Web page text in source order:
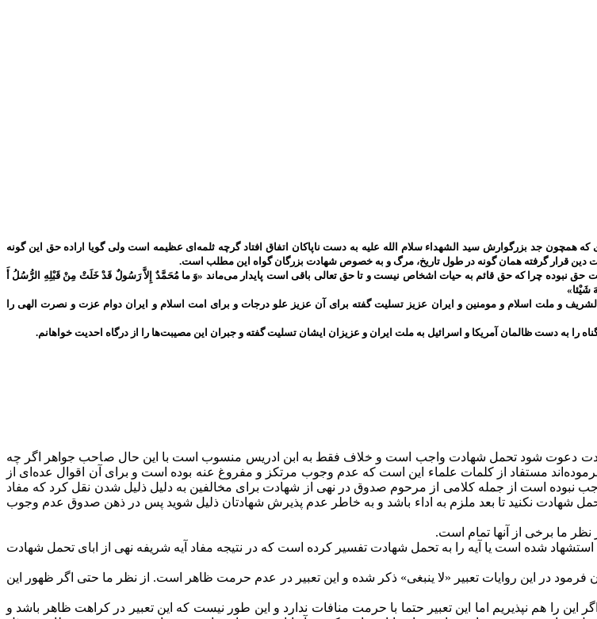
همچون جد بزرگوارش سید الشهداء سلام الله علیه به دست ناپاکان اتفاق افتاد گرچه ثلمه‌ای عظیمه است ولی گویا اراده حق این گونه
دین قرار گرفته همان گونه در طول تاریخ، مرگ و به خصوص شهادت بزرگان گواه این مطلب است.
حق نبوده چرا که حق قائم به حیات اشخاص نیست و تا حق تعالی باقی است پایدار می‌ماند «وَ ما مُحَمَّدٌ إِلاَّ رَسُولٌ قَدْ خَلَتْ مِنْ قَبْلِهِ الرُّسُلُ أَ
شَيْئا»
و ملت اسلام و مومنین و ایران عزیز تسلیت گفته برای آن عزیز علو درجات و برای امت اسلام و ایران دوام عزت و نصرت الهی را
به دست ظالمان آمریکا و اسرائیل به ملت ایران و عزیزان ایشان تسلیت گفته و جبران این مصیبت‌ها را از درگاه احدیت خواهانم.
شود تحمل شهادت واجب است و خلاف فقط به ابن ادریس منسوب است با این حال صاحب جواهر اگر چه
مستفاد از کلمات علماء این است که عدم وجوب مرتکز و مفروغ عنه بوده است و برای آن اقوال عده‌ای از
نبوده است از جمله کلامی از مرحوم صدوق در نهی از شهادت برای مخالفین به دلیل ذلیل شدن نقل کرد که مفاد
شهادت نکنید تا بعد ملزم به اداء باشد و به خاطر عدم پذیرش شهادتان ذلیل شوید پس در ذهن صدوق عدم وجوب
ما برخی از آنها تمام است.
شده است یا آیه را به تحمل شهادت تفسیر کرده است که در نتیجه مفاد آیه شریفه نهی از ابای تحمل شهادت
فرمود در این روایات تعبیر «لا ینبغی» ذکر شده و این تعبیر در عدم حرمت ظاهر است. از نظر ما حتی اگر ظهور این
را هم نپذیریم اما این تعبیر حتما با حرمت منافات ندارد و این طور نیست که این تعبیر در کراهت ظاهر باشد و